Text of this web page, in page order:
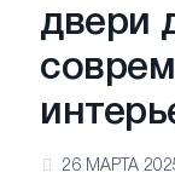
двери
26 МАРТА